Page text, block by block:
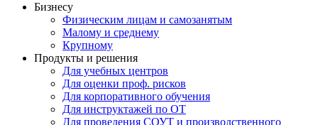
Бизнесу
Физическим лицам и самозанятым
Малому и среднему
Крупному
Продукты и решения
Для учебных центров
Для оценки проф. рисков
Для корпоративного обучения
Для инструктажей по ОТ
Для проведения СОУТ и производственного